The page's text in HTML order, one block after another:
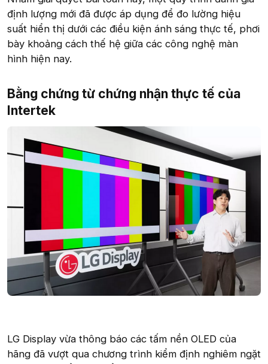
định lượng mới đã được áp dụng để đo lường hiệu
suất hiển thị dưới các điều kiện ánh sáng thực tế, phơi
bày khoảng cách thế hệ giữa các công nghệ màn
hình hiện nay.
Bằng chứng từ chứng nhận thực tế của
Intertek​
LG Display vừa thông báo các tấm nền OLED của
hãng đã vượt qua chương trình kiểm định nghiêm ngặt